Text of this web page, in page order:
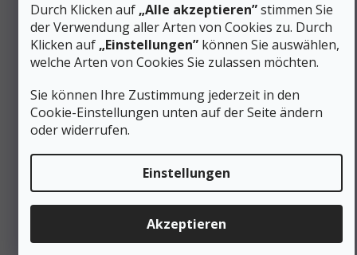
Durch Klicken auf „Alle akzeptieren”stimmen Sie
der Verwendung aller Arten von Cookies zu. Durch
Klicken auf „Einstellungen” können Sie auswählen,
welche Arten von Cookies Sie zulassen möchten.
Sie können Ihre Zustimmung jederzeit in den
Cookie-Einstellungen unten auf der Seite ändern
oder widerrufen.
Einstellungen
Akzeptieren
FOOTWAVE Schuheinlagen 1ST RAY/HALLUX